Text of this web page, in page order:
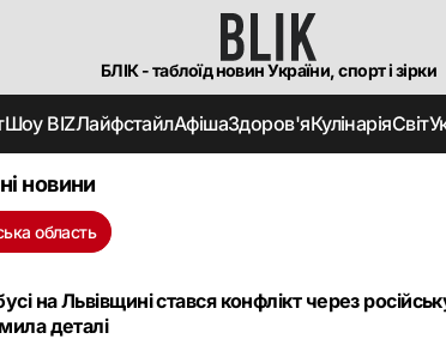
БЛІК - таблоїд новин України, спорт і зірки
Шоу BIZЛайфстайлАфішаЗдоров'яКулінаріяСвіт
новини
область
на Львівщині стався конфлікт через
деталі